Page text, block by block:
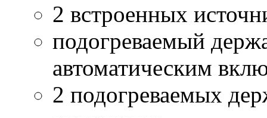
2 встроенных
подогреваемый
автоматическим
2 подогреваемых